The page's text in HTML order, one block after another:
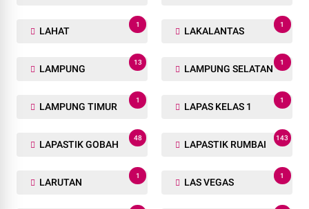
LAHAT
1
LAKALANTAS
1
LAMPUNG
13
LAMPUNG SELATAN
1
LAMPUNG TIMUR
1
LAPAS KELAS 1
1
LAPASTIK GOBAH
48
LAPASTIK RUMBAI
143
LARUTAN
1
LAS VEGAS
1